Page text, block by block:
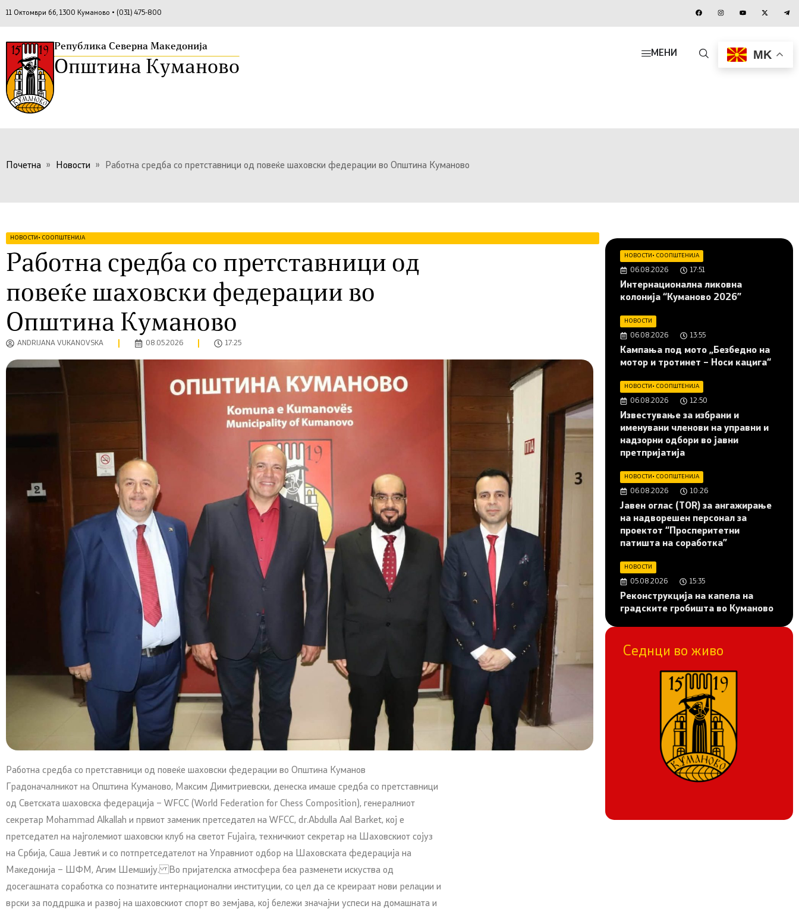
11 Октомври бб, 1300 Куманово • (031) 475-800
Република Северна Македонија
Општина Куманово
МЕНИ MK
Почетна » Новости » Работна средба со претставници од повеќе шаховски федерации во Општина Куманово
НОВОСТИ • СООПШТЕНИЈА
Работна средба со претставници од
повеќе шаховски федерации во
Општина Куманово
ANDRIJANA VUKANOVSKA 08.05.2026 17:25
Работна средба со претставници од повеќе шаховски федерации во Општина Куманов
Градоначалникот на Општина Куманово, Максим Димитриевски, денеска имаше средба со претставници
од Светската шаховска федерација – WFCC (World Federation for Chess Composition), генералниот
секретар Mohammad Alkallah и првиот заменик претседател на WFCC, dr.Abdulla Aal Barket, кој е
претседател на најголемиот шаховски клуб на светот Fujaira, техничкиот секретар на Шаховскиот сојуз
на Србија, Саша Јевтиќ и со потпретседателот на Управниот одбор на Шаховската федерација на
Македонија – ШФМ, Агим Шемшију. Во пријателска атмосфера беа разменети искуства од
досегашната соработка со познатите интернационални институции, со цел да се креираат нови релации и
врски за поддршка и развој на шаховскиот спорт во земјава, кој бележи значајни успеси на домашната и
НОВОСТИ • СООПШТЕНИЈА
06.08.2026 17:51
Интернационална ликовна
колонија “Куманово 2026”
НОВОСТИ
06.08.2026 13:55
Кампања под мото „Безбедно на
мотор и тротинет – Носи кацига“
НОВОСТИ • СООПШТЕНИЈА
06.08.2026 12:50
Известување за избрани и
именувани членови на управни и
надзорни одбори во јавни
претпријатија
НОВОСТИ • СООПШТЕНИЈА
06.08.2026 10:26
Јавен оглас (ТОR) за ангажирање
на надворешен персонал за
проектот “Просперитетни
патишта на соработка”
НОВОСТИ
05.08.2026 15:35
Реконструкција на капела на
градските гробишта во Куманово
Седнци во живо